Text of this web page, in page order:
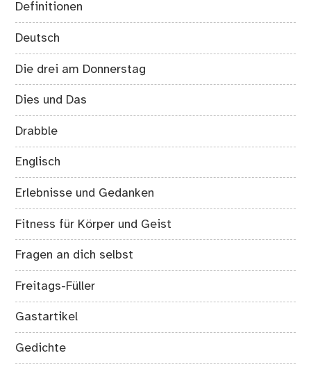
Definitionen
Deutsch
Die drei am Donnerstag
Dies und Das
Drabble
Englisch
Erlebnisse und Gedanken
Fitness für Körper und Geist
Fragen an dich selbst
Freitags-Füller
Gastartikel
Gedichte